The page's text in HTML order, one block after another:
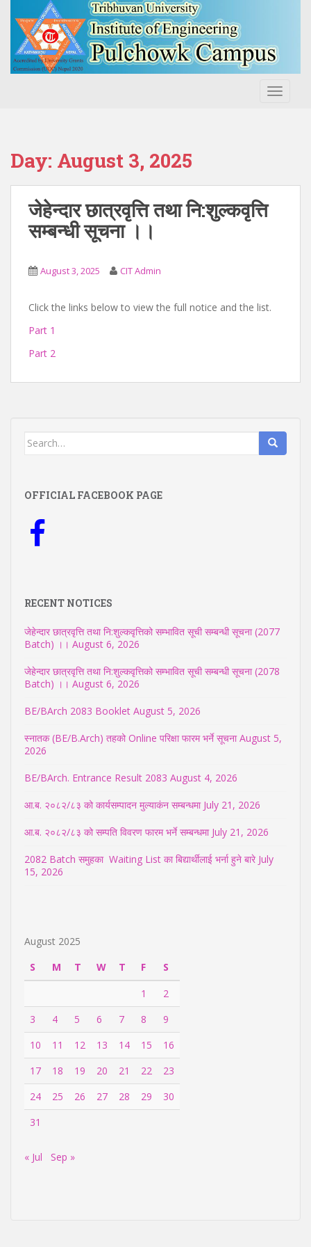
Day: August 3, 2025
जेहेन्दार छात्रवृत्ति तथा नि:शुल्कवृत्ति
सम्बन्धी सूचना ।।
August 3, 2025 CIT Admin
Click the links below to view the full notice and the list.
Part 1
Part 2
Search
OFFICIAL FACEBOOK PAGE
RECENT NOTICES
जेहेन्दार छात्रवृत्ति तथा नि:शुल्कवृत्तिको सम्भावित सूची सम्बन्धी सूचना (2077
Batch) ।। August 6, 2026
जेहेन्दार छात्रवृत्ति तथा नि:शुल्कवृत्तिको सम्भावित सूची सम्बन्धी सूचना (2078
Batch) ।। August 6, 2026
BE/BArch 2083 Booklet August 5, 2026
स्नातक (BE/B.Arch) तहको Online परिक्षा फारम भर्ने सूचना August 5,
2026
BE/BArch. Entrance Result 2083 August 4, 2026
आ.ब. २०८२/८३ को कार्यसम्पादन मुल्याकंन सम्बन्धमा July 21, 2026
आ.ब. २०८२/८३ को सम्पति विवरण फारम भर्ने सम्बन्धमा July 21, 2026
2082 Batch समुहका Waiting List का बिद्यार्थीलाई भर्ना हुने बारे July
15, 2026
August 2025
S
M T W T F
S
1
2
3
4 5 6 7 8
9
10
11 12 13 14 15
16
17
18 19 20 21 22
23
24
25 26 27 28 29
30
31
« Jul Sep »